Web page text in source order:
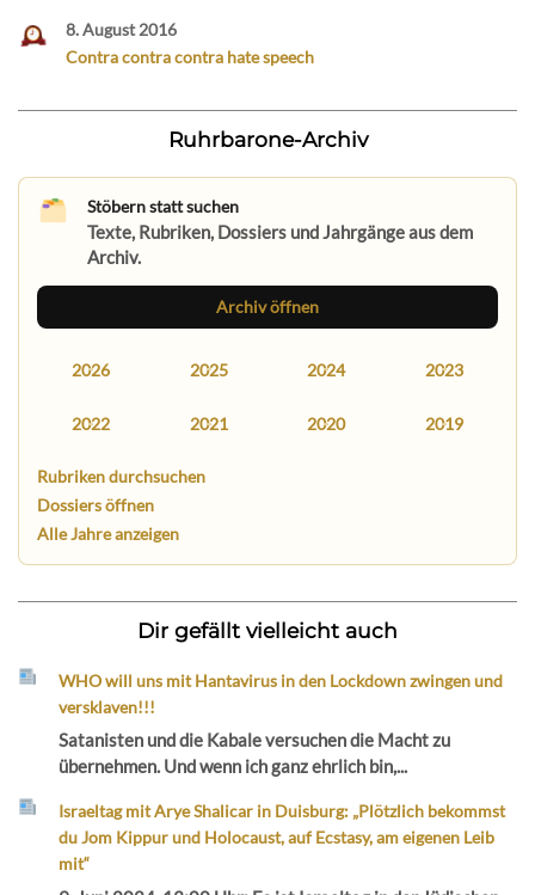
8. August 2016
Contra contra contra hate speech
Ruhrbarone-Archiv
Stöbern statt suchen
Texte, Rubriken, Dossiers und Jahrgänge aus dem
Archiv.
Archiv öffnen
2026 2025 2024 2023
2022 2021 2020 2019
Rubriken durchsuchen
Dossiers öffnen
Alle Jahre anzeigen
Dir gefällt vielleicht auch
WHO will uns mit Hantavirus in den Lockdown zwingen und
versklaven!!!
Satanisten und die Kabale versuchen die Macht zu
übernehmen. Und wenn ich ganz ehrlich bin,...
Israeltag mit Arye Shalicar in Duisburg: „Plötzlich bekommst
du Jom Kippur und Holocaust, auf Ecstasy, am eigenen Leib
mit“